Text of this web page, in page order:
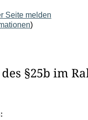
Seite melden
)
§25b im